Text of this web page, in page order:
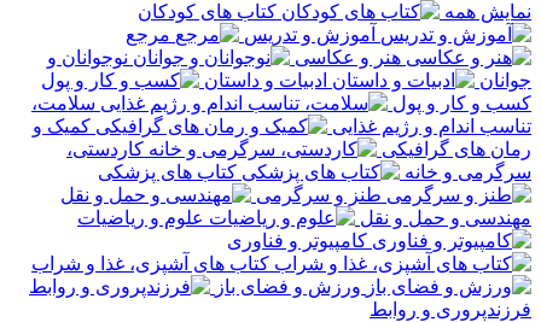
نمایش همه
کتاب های کودکان
آموزش و تدریس
مرجع
هنر و عکاسی
نوجوانان و
جوانان
ادبیات و داستان
کسب و کار و پول
سلامت،
تناسب اندام و رژیم غذایی
کمیک و
رمان های گرافیکی
کاردستی،
سرگرمی و خانه
کتاب های پزشکی
طنز و سرگرمی
مهندسی و حمل و نقل
علوم و ریاضیات
کامپیوتر و فناوری
کتاب های آشپزی، غذا و شراب
ورزش و فضای باز
فرزندپروری و روابط